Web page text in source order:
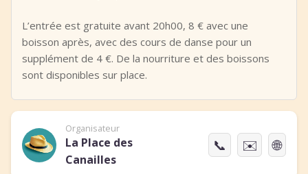
L’entrée est gratuite avant 20h00, 8 € avec une
boisson après, avec des cours de danse pour un
supplément de 4 €. De la nourriture et des boissons
sont disponibles sur place.
Organisateur
La Place des
Canailles
📞 ✉️ 🌐